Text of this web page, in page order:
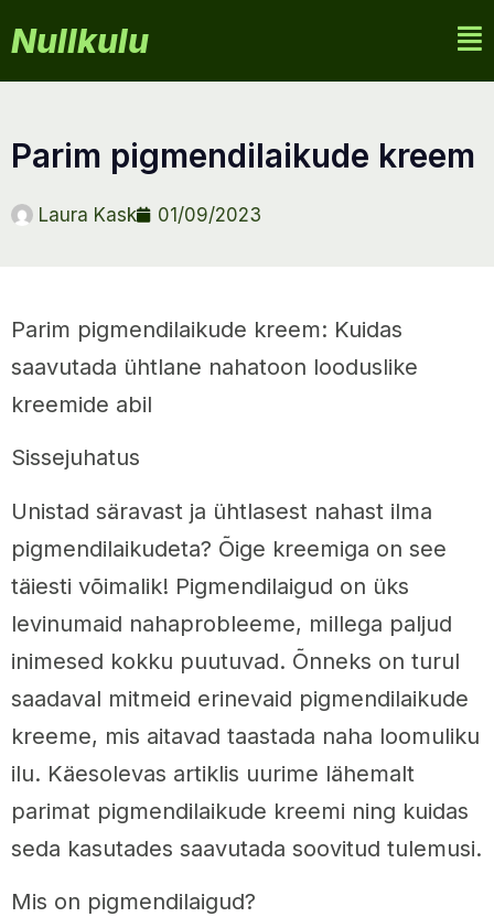
Nullkulu
parim pigmendilaikude kreem
Laura Kask 01/09/2023
Parim pigmendilaikude kreem: Kuidas
saavutada ühtlane nahatoon looduslike
kreemide abil
Sissejuhatus
Unistad säravast ja ühtlasest nahast ilma
pigmendilaikudeta? Õige kreemiga on see
täiesti võimalik! Pigmendilaigud on üks
levinumaid nahaprobleeme, millega paljud
inimesed kokku puutuvad. Õnneks on turul
saadaval mitmeid erinevaid pigmendilaikude
kreeme, mis aitavad taastada naha loomuliku
ilu. Käesolevas artiklis uurime lähemalt
parimat pigmendilaikude kreemi ning kuidas
seda kasutades saavutada soovitud tulemusi.
Mis on pigmendilaigud?